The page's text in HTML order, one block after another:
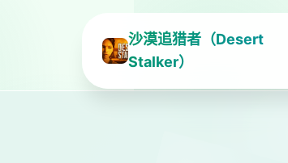
沙漠追猎者（Desert
Stalker）